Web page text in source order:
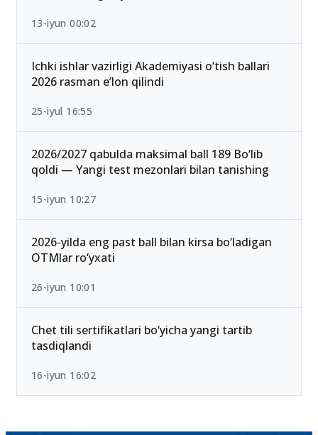
Qabul-2026: Eng past o‘tish ballari bilan kirish
mumkin bo‘lgan yo‘nalishlar
13-iyun 00:02
Ichki ishlar vazirligi Akademiyasi o‘tish ballari
2026 rasman e’lon qilindi
25-iyul 16:55
2026/2027 qabulda maksimal ball 189 Bo‘lib
qoldi — Yangi test mezonlari bilan tanishing
15-iyun 10:27
2026-yilda eng past ball bilan kirsa bo‘ladigan
OTMlar ro‘yxati
26-iyun 10:01
Chet tili sertifikatlari bo‘yicha yangi tartib
tasdiqlandi